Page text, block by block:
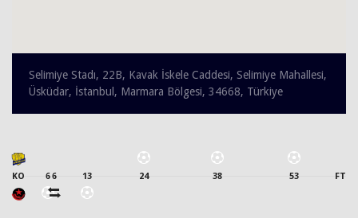
Selimiye Stadı, 22B, Kavak İskele Caddesi, Selimiye Mahallesi,
Üsküdar, İstanbul, Marmara Bölgesi, 34668, Türkiye
KO 66 13 24 38 53 FT